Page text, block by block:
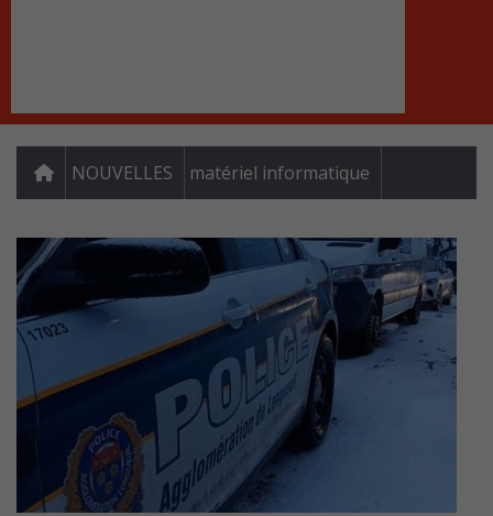
NOUVELLES matériel informatique